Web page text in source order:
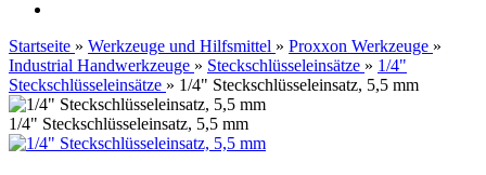
Startseite » Werkzeuge und Hilfsmittel » Proxxon Werkzeuge »
Industrial Handwerkzeuge » Steckschlüsseleinsätze » 1/4"
Steckschlüsseleinsätze » 1/4" Steckschlüsseleinsatz, 5,5 mm
1/4" Steckschlüsseleinsatz, 5,5 mm